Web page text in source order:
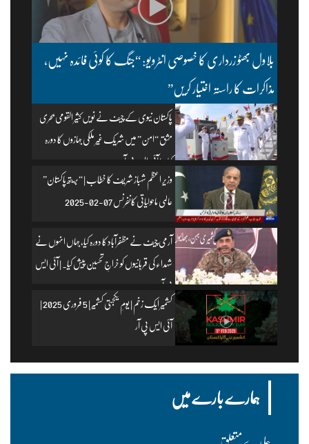
بلاول بھٹو زرداری کا خصوصی انٹرویو: “جنگ کا کوئی فائدہ نہیں،
مذاکرات کا راستہ اختیار کریں”
پاکستان نیوی کے چیف نے نویں کثیر القومی بحری
مشق “امن” میں شریک غیر ملکی جہازوں کا دورہ
کیا۔ | آئی ایس پی آر
وزیرِ اعظم شہباز شریف کا خطاب | “بریتھ پاکستان”
عالمی ماحولیاتی کانفرنس 07-02-2025
آرمی چیف نے مظفرآباد کا دورہ کیا، جہاں انہوں نے
شہداء کی قربانیوں کو خراجِ تحسین پیش کیا۔ | آئی ایس
پی آر
کشمیر ایک زخم | یومِ یکجہتی کشمیر | 5 فروری 2025 |
آئی ایس پی آر
ہمارے بارے میں